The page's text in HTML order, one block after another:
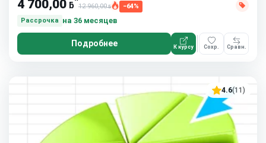
4 700,00 ƃ 12 960,00ƃ
−64%
Рассрочка
на 36 месяцев
Подробнее К курсу Сохр. Сравн.
4.6(11)